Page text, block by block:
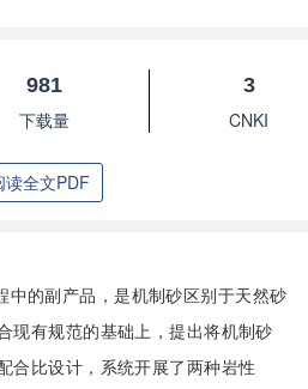
981
下载量
3
CNKI
读全文PDF
中的副产品，是机制砂区别于天然砂
现有规范的基础上，提出将机制砂
合比设计，系统开展了两种岩性